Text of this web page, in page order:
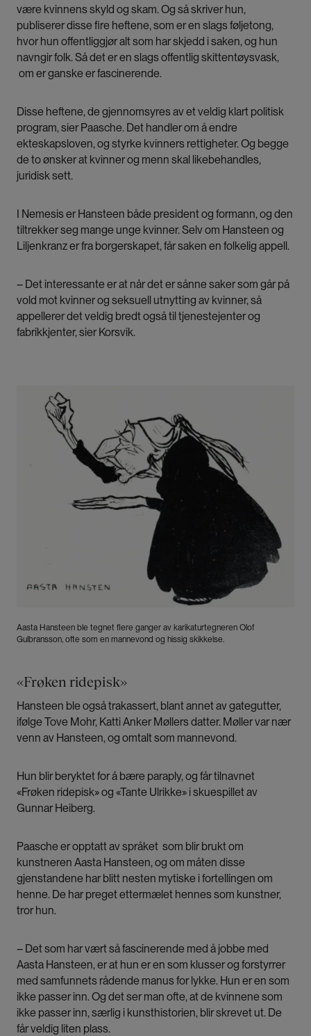
være kvinnens skyld og skam. Og så skriver hun,
publiserer disse fire heftene, som er en slags føljetong,
hvor hun offentliggjør alt som har skjedd i saken, og hun
navngir folk. Så det er en slags offentlig skittentøysvask,
om er ganske er fascinerende.
Disse heftene, de gjennomsyres av et veldig klart politisk
program, sier Paasche. Det handler om å endre
ekteskapsloven, og styrke kvinners rettigheter. Og begge
de to ønsker at kvinner og menn skal likebehandles,
juridisk sett.
I Nemesis er Hansteen både president og formann, og den
tiltrekker seg mange unge kvinner. Selv om Hansteen og
Liljenkranz er fra borgerskapet, får saken en folkelig appell.
– Det interessante er at når det er sånne saker som går på
vold mot kvinner og seksuell utnytting av kvinner, så
appellerer det veldig bredt også til tjenestejenter og
fabrikkjenter, sier Korsvik.
Aasta Hansteen ble tegnet flere ganger av karikaturtegneren Olof
Gulbransson, ofte som en mannevond og hissig skikkelse.
«Frøken ridepisk»
Hansteen ble også trakassert, blant annet av gategutter,
ifølge Tove Mohr, Katti Anker Møllers datter. Møller var nær
venn av Hansteen, og omtalt som mannevond.
Hun blir beryktet for å bære paraply, og får tilnavnet
«Frøken ridepisk» og «Tante Ulrikke» i skuespillet av
Gunnar Heiberg.
Paasche er opptatt av språket som blir brukt om
kunstneren Aasta Hansteen, og om måten disse
gjenstandene har blitt nesten mytiske i fortellingen om
henne. De har preget ettermælet hennes som kunstner,
tror hun.
– Det som har vært så fascinerende med å jobbe med
Aasta Hansteen, er at hun er en som klusser og forstyrrer
med samfunnets rådende manus for lykke. Hun er en som
ikke passer inn. Og det ser man ofte, at de kvinnene som
ikke passer inn, særlig i kunsthistorien, blir skrevet ut. De
får veldig liten plass.